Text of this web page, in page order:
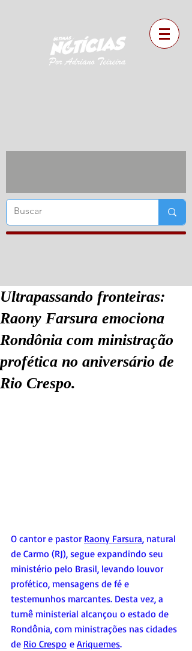
Ultrapassando fronteiras:
Raony Farsura emociona
Rondônia com ministração
profética no aniversário de
Rio Crespo.
O cantor e pastor Raony Farsura, natural
de Carmo (RJ), segue expandindo seu
ministério pelo Brasil, levando louvor
profético, mensagens de fé e
testemunhos marcantes. Desta vez, a
turnê ministerial alcançou o estado de
Rondônia, com ministrações nas cidades
de Rio Crespo e Ariquemes.